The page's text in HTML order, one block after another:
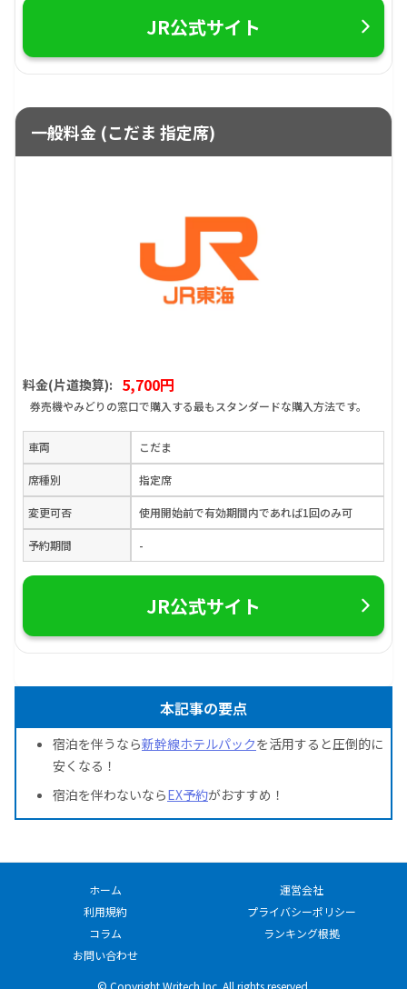
JR公式サイト
一般料金 (こだま 指定席)
料金(片道換算): 5,700円
券売機やみどりの窓口で購入する最もスタンダードな購入方法です。
車両 こだま
席種別 指定席
変更可否 使用開始前で有効期間内であれば1回のみ可
予約期間 -
JR公式サイト
本記事の要点
宿泊を伴うなら新幹線ホテルパックを活用すると圧倒的に
安くなる！
宿泊を伴わないならEX予約がおすすめ！
ホーム
運営会社
利用規約
プライバシーポリシー
コラム
ランキング根拠
お問い合わせ